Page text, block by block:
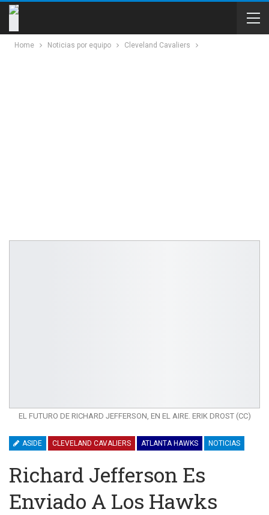
Home Noticias por equipo Cleveland Cavaliers
EL FUTURO DE RICHARD JEFFERSON, EN EL AIRE. ERIK DROST (CC)
ASIDE CLEVELAND CAVALIERS ATLANTA HAWKS NOTICIAS
Richard Jefferson Es
Enviado A Los Hawks